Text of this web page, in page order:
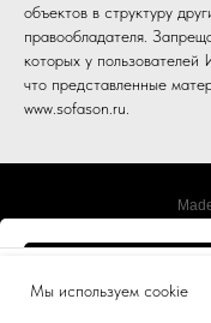
Диваны
объектов в структуру
правообладателя.
которых у пользователей
что представленные
www.sofason.ru.
Мы используем cookie